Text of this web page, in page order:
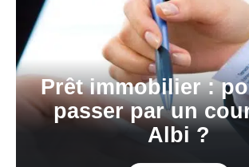
Prêt immobilier :
passer par un
Albi ?